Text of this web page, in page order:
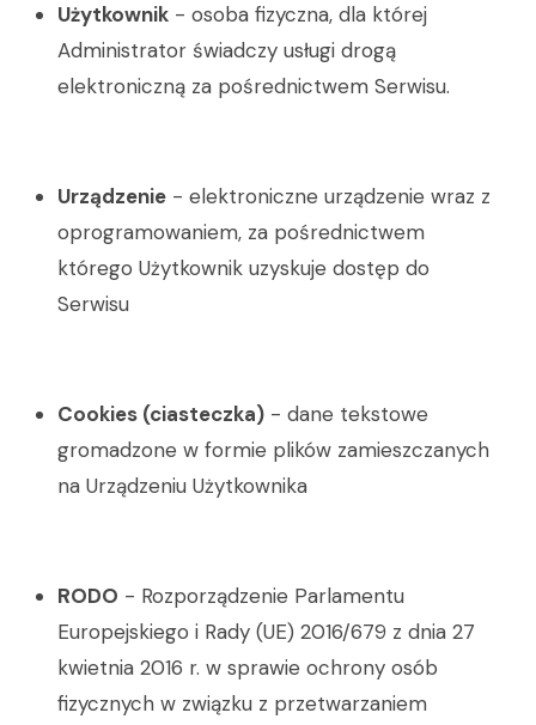
Użytkownik - osoba fizyczna, dla której
Administrator świadczy usługi drogą
elektroniczną za pośrednictwem Serwisu.
Urządzenie - elektroniczne urządzenie wraz z
oprogramowaniem, za pośrednictwem
którego Użytkownik uzyskuje dostęp do
Serwisu
Cookies (ciasteczka) - dane tekstowe
gromadzone w formie plików zamieszczanych
na Urządzeniu Użytkownika
RODO - Rozporządzenie Parlamentu
Europejskiego i Rady (UE) 2016/679 z dnia 27
kwietnia 2016 r. w sprawie ochrony osób
fizycznych w związku z przetwarzaniem